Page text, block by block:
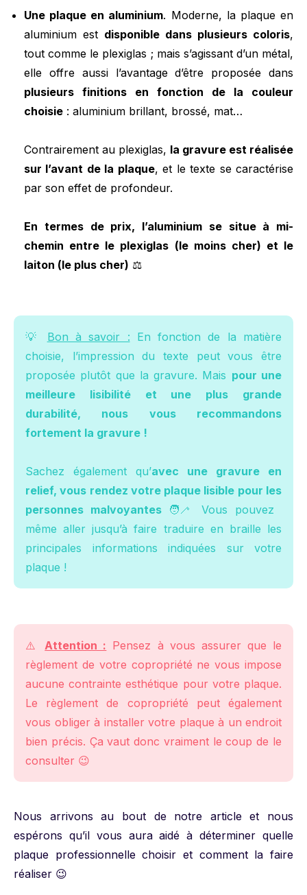
Une plaque en aluminium. Moderne, la plaque en
aluminium est disponible dans plusieurs coloris,
tout comme le plexiglas ; mais s’agissant d’un métal,
elle offre aussi l’avantage d’être proposée dans
plusieurs finitions en fonction de la couleur
choisie : aluminium brillant, brossé, mat…
Contrairement au plexiglas, la gravure est réalisée
sur l’avant de la plaque, et le texte se caractérise
par son effet de profondeur.
En termes de prix, l’aluminium se situe à mi-
chemin entre le plexiglas (le moins cher) et le
laiton (le plus cher) ⚖️
💡 Bon à savoir : En fonction de la matière
choisie, l’impression du texte peut vous être
proposée plutôt que la gravure. Mais pour une
meilleure lisibilité et une plus grande
durabilité, nous vous recommandons
fortement la gravure !
Sachez également qu’avec une gravure en
relief, vous rendez votre plaque lisible pour les
personnes malvoyantes🧑‍🦯 Vous pouvez
même aller jusqu’à faire traduire en braille les
principales informations indiquées sur votre
plaque !
⚠️Attention : Pensez à vous assurer que le
règlement de votre copropriété ne vous impose
aucune contrainte esthétique pour votre plaque.
Le règlement de copropriété peut également
vous obliger à installer votre plaque à un endroit
bien précis. Ça vaut donc vraiment le coup de le
consulter 😉
Nous arrivons au bout de notre article et nous
espérons qu’il vous aura aidé à déterminer quelle
plaque professionnelle choisir et comment la faire
réaliser 😉